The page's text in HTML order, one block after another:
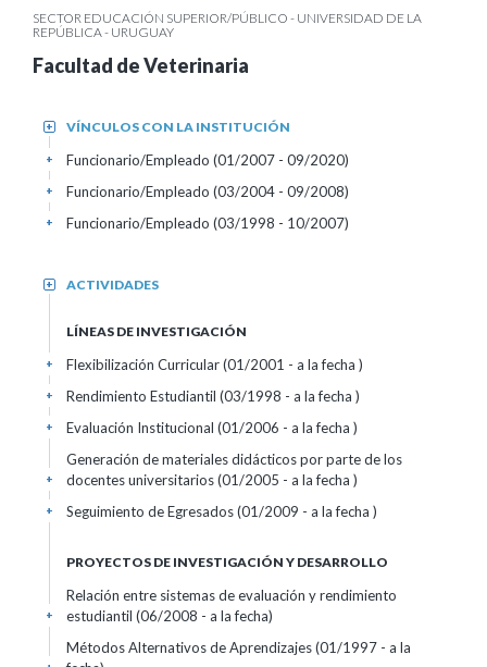
SECTOR EDUCACIÓN SUPERIOR/PÚBLICO - UNIVERSIDAD DE LA
REPÚBLICA - URUGUAY
Facultad de Veterinaria
VÍNCULOS CON LA INSTITUCIÓN
+
Funcionario/Empleado (01/2007 - 09/2020)
+
Funcionario/Empleado (03/2004 - 09/2008)
+
Funcionario/Empleado (03/1998 - 10/2007)
+
ACTIVIDADES
+
LÍNEAS DE INVESTIGACIÓN
Flexibilización Curricular (01/2001 - a la fecha )
+
Rendimiento Estudiantil (03/1998 - a la fecha )
+
Evaluación Institucional (01/2006 - a la fecha )
+
Generación de materiales didácticos por parte de los
docentes universitarios (01/2005 - a la fecha )
+
Seguimiento de Egresados (01/2009 - a la fecha )
+
PROYECTOS DE INVESTIGACIÓN Y DESARROLLO
Relación entre sistemas de evaluación y rendimiento
estudiantil (06/2008 - a la fecha)
+
Métodos Alternativos de Aprendizajes (01/1997 - a la